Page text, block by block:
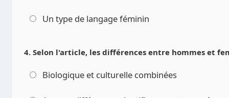
Un type de langage féminin
4. Selon l'article, les différences entre hommes et
Biologique et culturelle combinées